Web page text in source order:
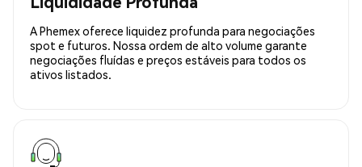
A Phemex oferece liquidez profunda para negociações
spot e futuros. Nossa ordem de alto volume garante
negociações fluídas e preços estáveis para todos os
ativos listados.